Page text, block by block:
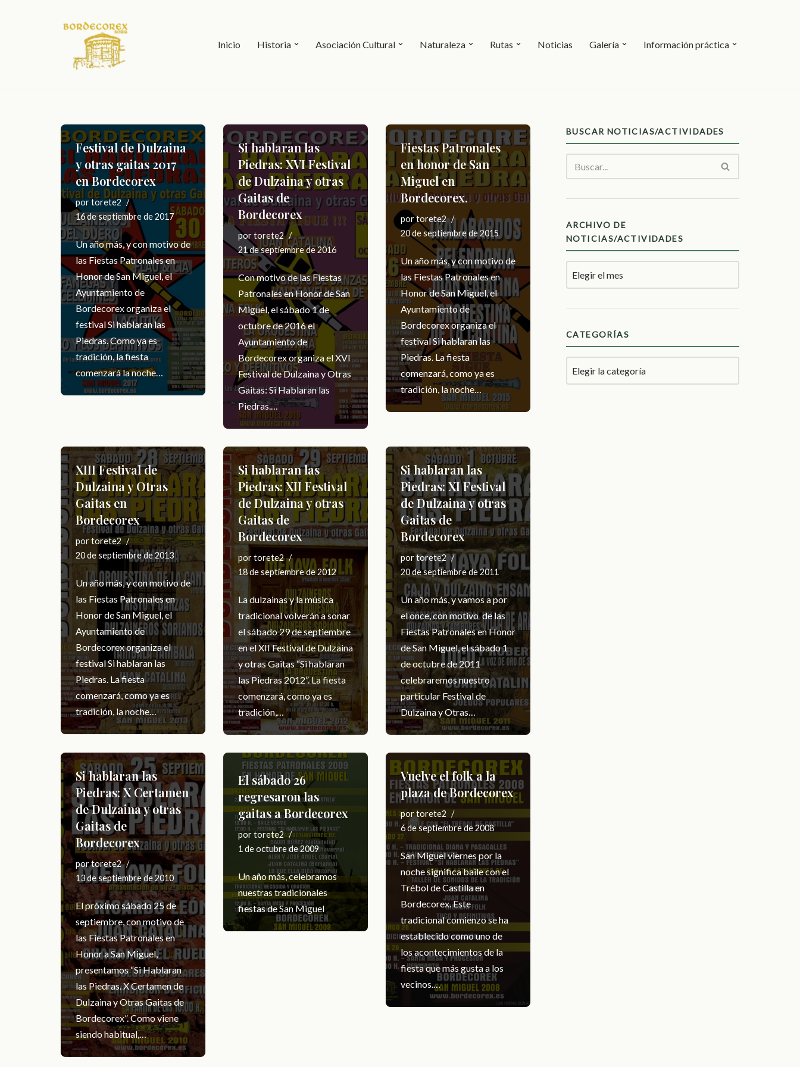
Inicio Historia Asociación Cultural Naturaleza Rutas Noticias Galería Información práctica
Festival de Dulzaina
y otras gaitas 2017
en Bordecorex
portorete2
16 de septiembre de 2017
Un año más, y con motivo de
las Fiestas Patronales en
Honor de San Miguel, el
Ayuntamiento de
Bordecorex organiza el
festival Si hablaran las
Piedras. Como ya es
tradición, la fiesta
comenzará la noche…
Si hablaran las
Piedras: XVI Festival
de Dulzaina y otras
Gaitas de
Bordecorex
portorete2
21 de septiembre de 2016
Con motivo de las Fiestas
Patronales en Honor de San
Miguel, el sábado 1 de
octubre de 2016 el
Ayuntamiento de
Bordecorex organiza el XVI
Festival de Dulzaina y Otras
Gaitas: Si Hablaran las
Piedras.…
Fiestas Patronales
en honor de San
Miguel en
Bordecorex.
portorete2
20 de septiembre de 2015
Un año más, y con motivo de
las Fiestas Patronales en
Honor de San Miguel, el
Ayuntamiento de
Bordecorex organiza el
festival Si hablaran las
Piedras. La fiesta
comenzará, como ya es
tradición, la noche…
XIII Festival de
Dulzaina y Otras
Gaitas en
Bordecorex
portorete2
20 de septiembre de 2013
Un año más, y con motivo de
las Fiestas Patronales en
Honor de San Miguel, el
Ayuntamiento de
Bordecorex organiza el
festival Si hablaran las
Piedras. La fiesta
comenzará, como ya es
tradición, la noche…
Si hablaran las
Piedras: XII Festival
de Dulzaina y otras
Gaitas de
Bordecorex
portorete2
18 de septiembre de 2012
La dulzainas y la música
tradicional volverán a sonar
el sábado 29 de septiembre
en el XII Festival de Dulzaina
y otras Gaitas “Si hablaran
las Piedras 2012”. La fiesta
comenzará, como ya es
tradición,…
Si hablaran las
Piedras: XI Festival
de Dulzaina y otras
Gaitas de
Bordecorex
portorete2
20 de septiembre de 2011
Un año más, y vamos a por
el once, con motivo de las
Fiestas Patronales en Honor
de San Miguel, el sábado 1
de octubre de 2011
celebraremos nuestro
particular Festival de
Dulzaina y Otras…
Si hablaran las
Piedras: X Certamen
de Dulzaina y otras
Gaitas de
Bordecorex
portorete2
13 de septiembre de 2010
El próximo sábado 25 de
septiembre, con motivo de
las Fiestas Patronales en
Honor a San Miguel,
presentamos “Si Hablaran
las Piedras. X Certamen de
Dulzaina y Otras Gaitas de
Bordecorex”. Como viene
siendo habitual,…
El sábado 26
regresaron las
gaitas a Bordecorex
portorete2
1 de octubre de 2009
Un año más, celebramos
nuestras tradicionales
fiestas de San Miguel
Vuelve el folk a la
plaza de Bordecorex
portorete2
6 de septiembre de 2008
San Miguel viernes por la
noche significa baile con el
Trébol de Castilla en
Bordecorex. Este
tradicional comienzo se ha
establecido como uno de
los acontecimientos de la
fiesta que más gusta a los
vecinos.…
BUSCAR NOTICIAS/ACTIVIDADES
ARCHIVO DE
NOTICIAS/ACTIVIDADES
CATEGORÍAS